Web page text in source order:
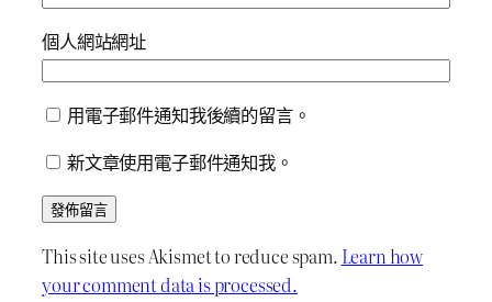
個人網站網址
用電子郵件通知我後續的留言。
新文章使用電子郵件通知我。
This site uses Akismet to reduce spam. Learn how
your comment data is processed.